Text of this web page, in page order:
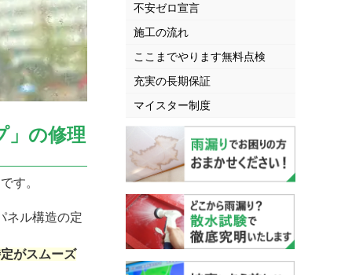
」の修理
す。
ネル構造の定
がスムーズ
不安ゼロ宣言
施工の流れ
ここまでやります無料点検
充実の長期保証
マイスター制度